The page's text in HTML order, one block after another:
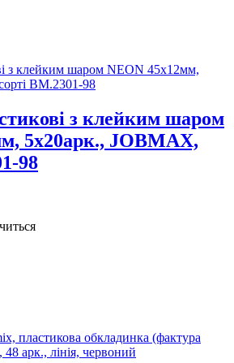
з клейким шаром
5х20арк., JOBMAX,
98